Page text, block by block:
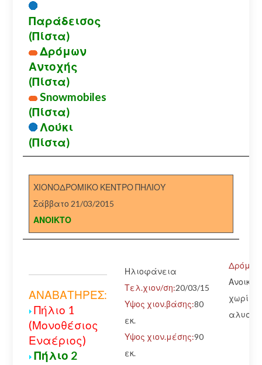
Παράδεισος
(Πίστα)
Δρόμων
Αντοχής
(Πίστα)
Snowmobiles
(Πίστα)
Λούκι
(Πίστα)
ΧΙΟΝΟΔΡΟΜΙΚΟ ΚΕΝΤΡΟ ΠΗΛΙΟΥ
Σάββατο 21/03/2015
ΑΝΟΙΚΤΟ
ΑΝΑΒΑΤΗΡΕΣ:
Πήλιο 1
(Μονοθέσιος
Εναέριος)
Πήλιο 2
Ηλιοφάνεια
Τελ.χιον/ση:20/03/15
Υψος χιον.βάσης:80
εκ.
Υψος χιον.μέσης:90
εκ.
Δρόμος:
χωρίς